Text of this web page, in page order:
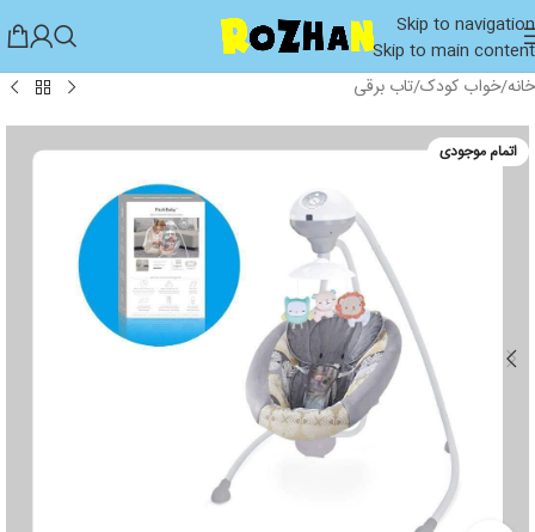
Skip to navigation
Skip to main content
خانه/خواب کودک/تاب برقی
اتمام موجودی